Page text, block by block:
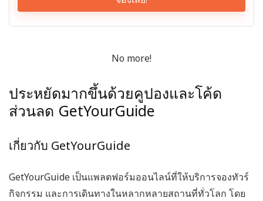
No more!
ประหยัดมากขึ้นด้วยคูปองและโค้ด
ส่วนลด GetYourGuide
เกี่ยวกับ GetYourGuide
GetYourGuide เป็นแพลตฟอร์มออนไลน์ที่ให้บริการจองทัวร์
กิจกรรม และการเดินทางในหลากหลายสถานที่ทั่วโลก โดย